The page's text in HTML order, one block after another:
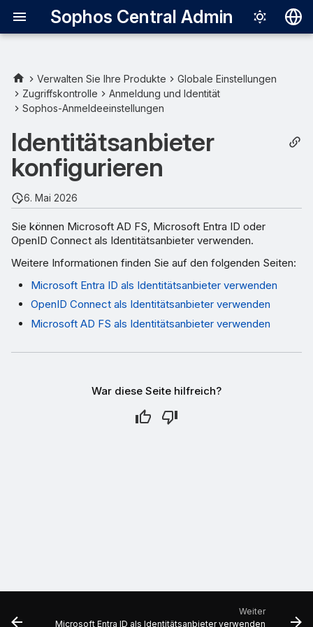
Sophos Central Admin
English
Português
Verwalten Sie Ihre Produkte
Globale Einstellungen
Zugriffskontrolle
Anmeldung und Identität
Sophos-Anmeldeeinstellungen
Identitätsanbieter
konfigurieren
6. Mai 2026
Sie können Microsoft AD FS, Microsoft Entra ID oder
OpenID Connect als Identitätsanbieter verwenden.
Weitere Informationen finden Sie auf den folgenden Seiten:
Microsoft Entra ID als Identitätsanbieter verwenden
OpenID Connect als Identitätsanbieter verwenden
Microsoft AD FS als Identitätsanbieter verwenden
War diese Seite hilfreich?
Weiter
Microsoft Entra ID als Identitätsanbieter verwenden